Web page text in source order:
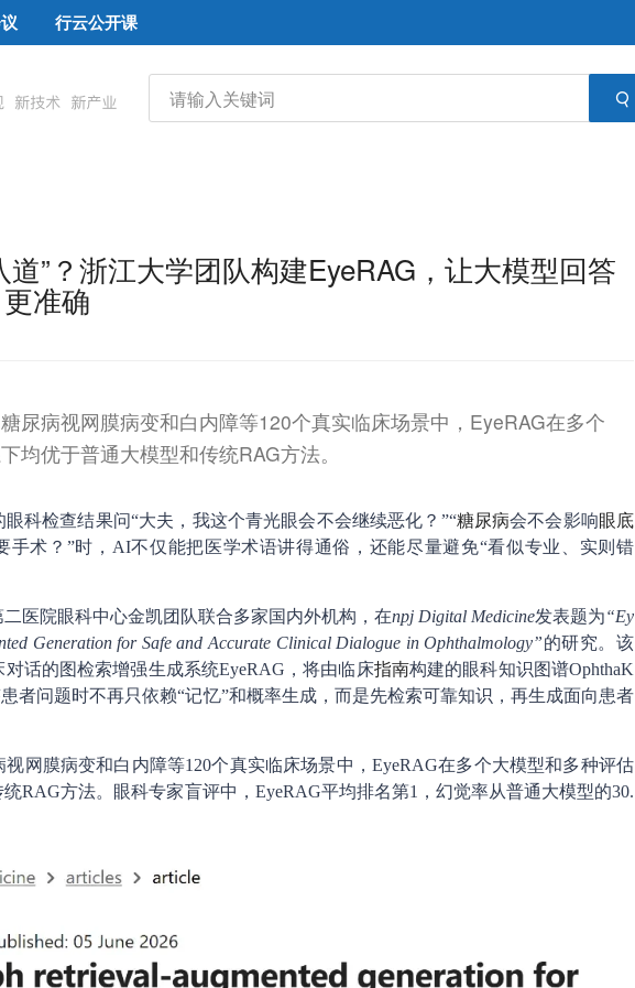
行云公开课
道”？浙江大学团队构建EyeRAG，让大模型回答
准确
尿病视网膜病变和白内障等120个真实临床场景中，EyeRAG在多个
均优于普通大模型和传统RAG方法。
科检查结果问“大夫，我这个青光眼会不会继续恶化？”“糖尿病会不会影响眼底
手术？”时，AI不仅能把医学术语讲得通俗，还能尽量避免“看似专业、实则错
医院眼科中心金凯团队联合多家国内外机构，在npj Digital Medicine发表题为“Ey
Generation for Safe and Accurate Clinical Dialogue in Ophthalmology”的研究。该
话的图检索增强生成系统EyeRAG，将由临床指南构建的眼科知识图谱OphthaK
者问题时不再只依赖“记忆”和概率生成，而是先检索可靠知识，再生成面向患者
网膜病变和白内障等120个真实临床场景中，EyeRAG在多个大模型和多种评估
RAG方法。眼科专家盲评中，EyeRAG平均排名第1，幻觉率从普通大模型的30.